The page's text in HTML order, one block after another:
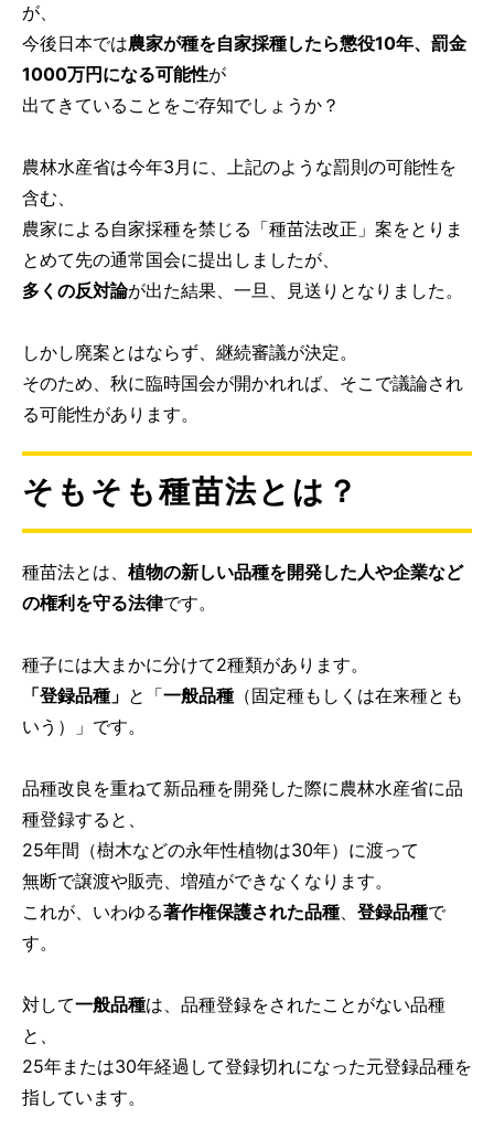
が、
今後日本では農家が種を自家採種したら懲役10年、罰金
1000万円になる可能性が
出てきていることをご存知でしょうか？
農林水産省は今年3月に、上記のような罰則の可能性を
含む、
農家による自家採種を禁じる「種苗法改正」案をとりま
とめて先の通常国会に提出しましたが、
多くの反対論が出た結果、一旦、見送りとなりました。
しかし廃案とはならず、継続審議が決定。
そのため、秋に臨時国会が開かれれば、そこで議論され
る可能性があります。
そもそも種苗法とは？
種苗法とは、 植物の新しい品種を開発した人や企業など
の権利を守る法律です。
種子には大まかに分けて2種類があります。
「登録品種」 と「一般品種 （固定種もしくは在来種とも
いう）」です。
品種改良を重ねて新品種を開発した際に農林水産省に品
種登録すると、
25年間（樹木などの永年性植物は30年）に渡って
無断で譲渡や販売、増殖ができなくなります。
これが、いわゆる著作権保護された品種 登録品種で
す。
対して一般品種は、品種登録をされたことがない品種
と、
25年または30年経過して登録切れになった元登録品種を
指しています。